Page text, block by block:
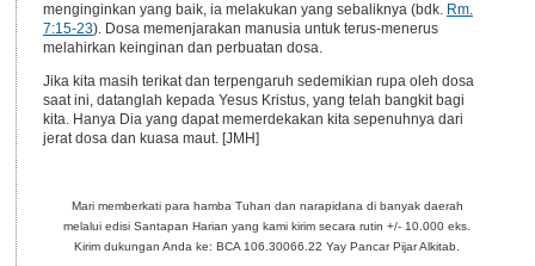
menginginkan yang baik, ia melakukan yang sebaliknya (bdk. Rm.
7:15-23). Dosa memenjarakan manusia untuk terus-menerus
melahirkan keinginan dan perbuatan dosa.
Jika kita masih terikat dan terpengaruh sedemikian rupa oleh dosa
saat ini, datanglah kepada Yesus Kristus, yang telah bangkit bagi
kita. Hanya Dia yang dapat memerdekakan kita sepenuhnya dari
jerat dosa dan kuasa maut. [JMH]
Mari memberkati para hamba Tuhan dan narapidana di banyak daerah
melalui edisi Santapan Harian yang kami kirim secara rutin +/- 10.000 eks.
Kirim dukungan Anda ke: BCA 106.30066.22 Yay Pancar Pijar Alkitab.